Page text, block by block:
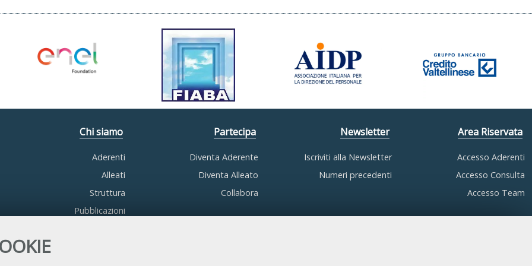
Chi siamo
Aderenti
Alleati
Struttura
Pubblicazioni
Partecipa
Diventa Aderente
Diventa Alleato
Collabora
Newsletter
Iscriviti alla Newsletter
Numeri precedenti
Area Riservata
Accesso Aderenti
Accesso Consulta
Accesso Team